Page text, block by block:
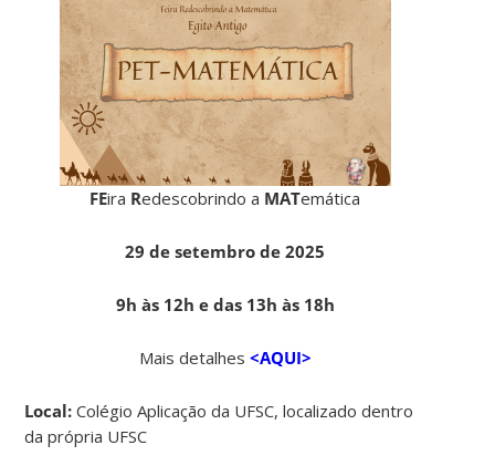
FEira Redescobrindo a MATemática
29 de setembro de 2025
9h às 12h e das 13h às 18h
Mais detalhes <AQUI>
Local: Colégio Aplicação da UFSC, localizado dentro
da própria UFSC